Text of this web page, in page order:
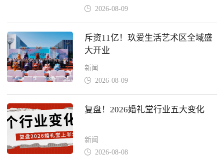
 2026-08-09
斥资11亿！玖爱生活艺术区全域盛
大开业
新闻
 2026-08-09
复盘！2026婚礼堂行业五大变化
新闻
 2026-08-08